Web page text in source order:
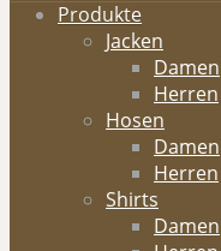
Produkte
Jacken
Damen
Herren
Hosen
Damen
Herren
Shirts
Damen